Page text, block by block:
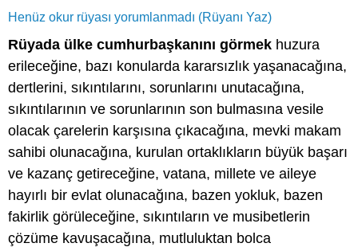
Henüz okur rüyası yorumlanmadı (Rüyanı Yaz)
Rüyada ülke cumhurbaşkanını görmek huzura
erileceğine, bazı konularda kararsızlık yaşanacağına,
dertlerini, sıkıntılarını, sorunlarını unutacağına,
sıkıntılarının ve sorunlarının son bulmasına vesile
olacak çarelerin karşısına çıkacağına, mevki makam
sahibi olunacağına, kurulan ortaklıkların büyük başarı
ve kazanç getireceğine, vatana, millete ve aileye
hayırlı bir evlat olunacağına, bazen yokluk, bazen
fakirlik görüleceğine, sıkıntıların ve musibetlerin
çözüme kavuşacağına, mutluluktan bolca